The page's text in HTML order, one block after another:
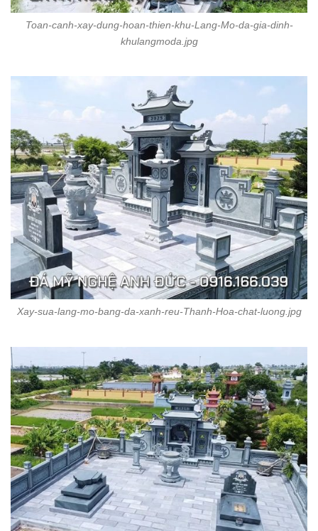
Toan-canh-xay-dung-hoan-thien-khu-Lang-Mo-da-gia-dinh-
khulangmoda.jpg
Xay-sua-lang-mo-bang-da-xanh-reu-Thanh-Hoa-chat-luong.jpg